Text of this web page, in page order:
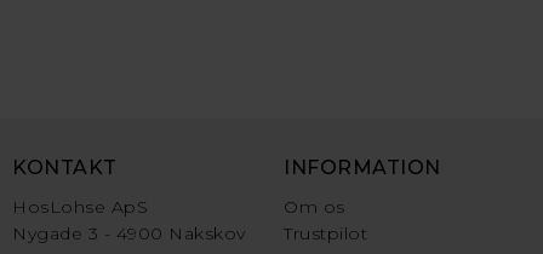
KONTAKT
HosLohse ApS
Nygade 3 - 4900 Nakskov
INFORMATION
Om os
Trustpilot